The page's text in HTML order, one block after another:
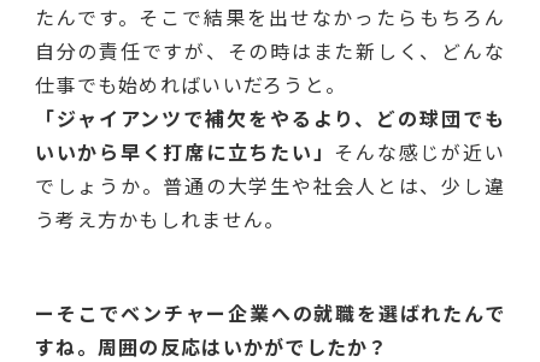
たんです。そこで結果を出せなかったらもちろん
自分の責任ですが、その時はまた新しく、どんな
仕事でも始めればいいだろうと。
「ジャイアンツで補欠をやるより、どの球団でも
いいから早く打席に立ちたい」 そんな感じが近い
でしょうか。普通の大学生や社会人とは、少し違
う考え方かもしれません。
ーそこでベンチャー企業への就職を選ばれたんで
すね。周囲の反応はいかがでしたか？